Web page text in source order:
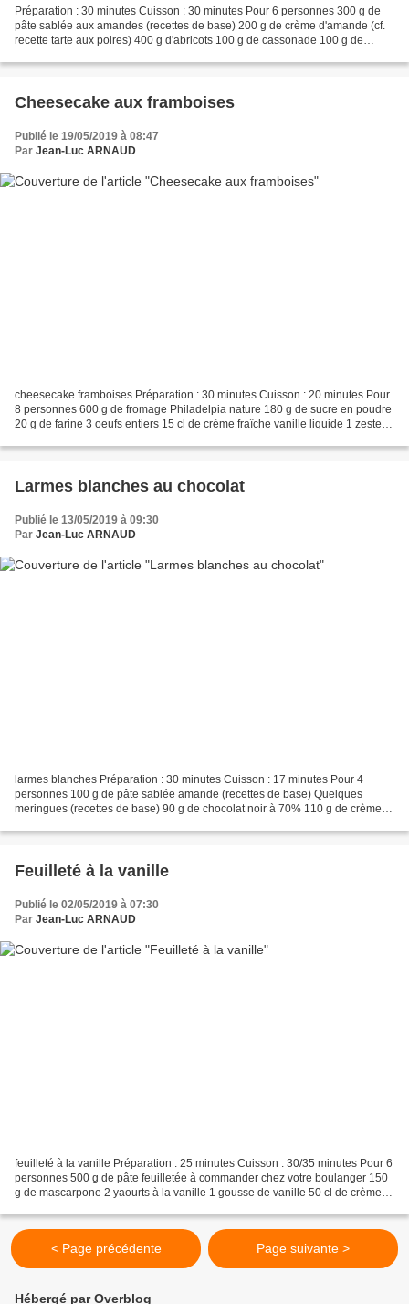
Préparation : 30 minutes Cuisson : 30 minutes Pour 6 personnes 300 g de
pâte sablée aux amandes (recettes de base) 200 g de crème d'amande (cf.
recette tarte aux poires) 400 g d'abricots 100 g de cassonade 100 g de
Cheesecake aux framboises
Publié le 19/05/2019 à 08:47
Par Jean-Luc ARNAUD
cheesecake framboises Préparation : 30 minutes Cuisson : 20 minutes Pour
8 personnes 600 g de fromage Philadelpia nature 180 g de sucre en poudre
20 g de farine 3 oeufs entiers 15 cl de crème fraîche vanille liquide 1 zeste
Larmes blanches au chocolat
Publié le 13/05/2019 à 09:30
Par Jean-Luc ARNAUD
larmes blanches Préparation : 30 minutes Cuisson : 17 minutes Pour 4
personnes 100 g de pâte sablée amande (recettes de base) Quelques
meringues (recettes de base) 90 g de chocolat noir à 70% 110 g de crème
Feuilleté à la vanille
Publié le 02/05/2019 à 07:30
Par Jean-Luc ARNAUD
feuilleté à la vanille Préparation : 25 minutes Cuisson : 30/35 minutes Pour 6
personnes 500 g de pâte feuilletée à commander chez votre boulanger 150
g de mascarpone 2 yaourts à la vanille 1 gousse de vanille 50 cl de crème
< Page précédente Page suivante >
Hébergé par Overblog